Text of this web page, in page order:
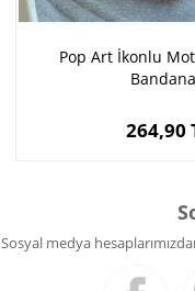
Pop Art İkonlu
264,90
Sosyal medya